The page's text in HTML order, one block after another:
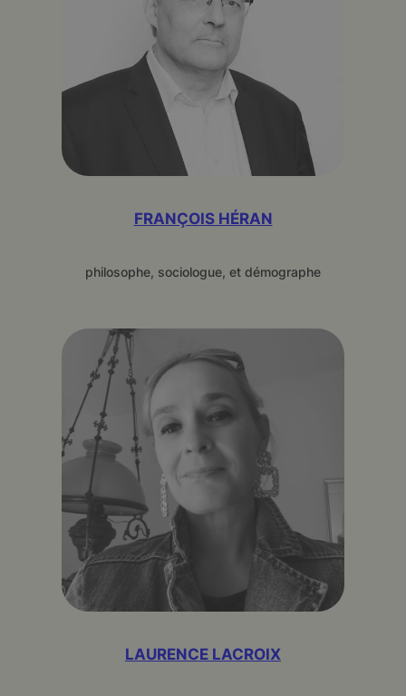
FRANÇOIS HÉRAN
philosophe, sociologue, et démographe
LAURENCE LACROIX